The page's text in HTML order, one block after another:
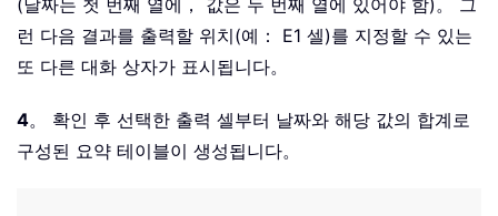
(날짜는 첫 번째 열에， 값은 두 번째 열에 있어야 함)。 그
런 다음 결과를 출력할 위치(예： E1 셀)를 지정할 수 있는
또 다른 대화 상자가 표시됩니다。
4。 확인 후 선택한 출력 셀부터 날짜와 해당 값의 합계로
구성된 요약 테이블이 생성됩니다。